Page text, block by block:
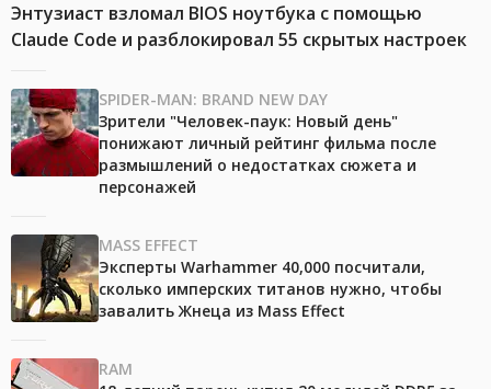
Энтузиаст взломал BIOS ноутбука с помощью
Claude Code и разблокировал 55 скрытых настроек
SPIDER-MAN: BRAND NEW DAY
Зрители "Человек-паук: Новый день"
понижают личный рейтинг фильма после
размышлений о недостатках сюжета и
персонажей
MASS EFFECT
Эксперты Warhammer 40,000 посчитали,
сколько имперских титанов нужно, чтобы
завалить Жнеца из Mass Effect
RAM